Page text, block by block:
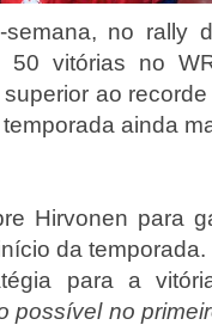
no rally
50 vitórias no
ao
ainda
Hirvonen para
da temporada.
para a
possível no